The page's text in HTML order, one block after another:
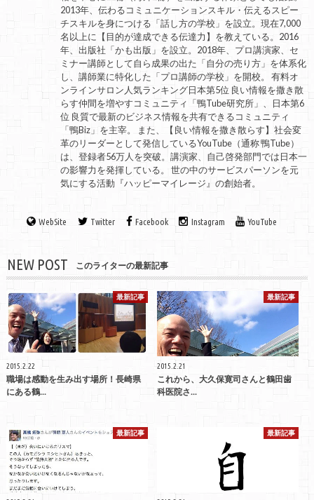
2013年、伝わるコミュニケーションスキル・伝えるスピー
チスキルを身につける「話し方の学校」を設立。現在7,000
名以上に【目的が達成できる伝達力】を教えている。2016
年、出版社「かも出版」を設立。2018年、プロ講演家、セ
ミナー講師として自ら成果の出た「自分の売り方」を体系化
し、講師業に特化した「プロ講師の学校」を開校。 有料オ
ンラインサロン人気ランキング日本第5位 良い情報を撒き散
らす仲間を増やすコミュニティ「鴨Tube研究所」、日本第6
位 良質で最新のビジネス情報を共有できるコミュニティ
「鴨Biz」を主宰。 また、【良い情報を撒き散らす】社会変
革のリーダーとして発信しているYouTube（通称 鴨Tube）
は、登録者56万人を突破。講演家、自己啓発部門では日本一
の影響力を発揮している。 世の中のサービスパーソンを元
気にする活動『ハッピーマイレージ』の創始者。
WebSite Twitter Facebook Instagram YouTube
NEW POST このライターの最新記事
最新記事
2015.2.22
職場は感動を生み出す場所！長崎県
にある鶴...
最新記事
2015.2.21
これから、大久保寛司さんと鶴田歯
科医院さ...
最新記事 最新記事